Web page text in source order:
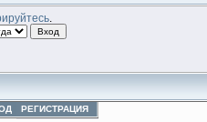
РЕГИСТРАЦИЯ